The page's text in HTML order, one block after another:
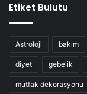
Etiket Bulutu
Astroloji bakım
diyet gebelik
mutfak dekorasyonu